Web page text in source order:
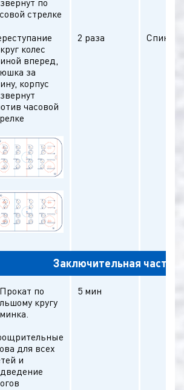
по
стрелке
колес
вперед,
за
корпус
часовой
2 раза Спина
Заключительная часть
по
кругу
для всех
и
5 мин